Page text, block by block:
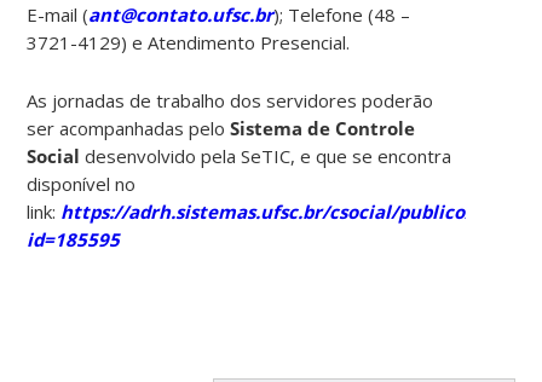
E-mail (ant@contato.ufsc.br); Telefone (48 –
3721-4129) e Atendimento Presencial.
As jornadas de trabalho dos servidores poderão
ser acompanhadas peloSistema de Controle
Social desenvolvido pela SeTIC, e que se encontra
disponível no
link: https://adrh.sistemas.ufsc.br/csocial/publico/
id=185595